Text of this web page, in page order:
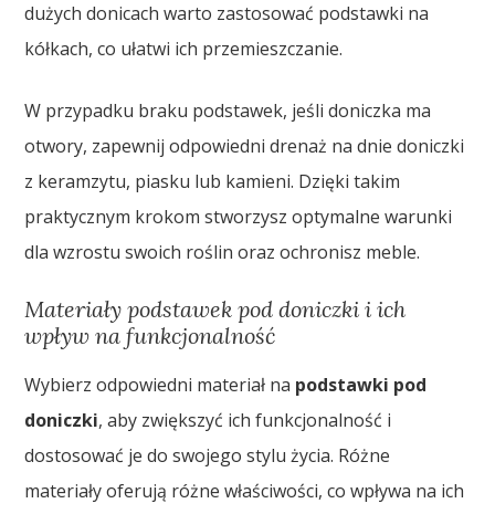
dużych donicach warto zastosować podstawki na
kółkach, co ułatwi ich przemieszczanie.
W przypadku braku podstawek, jeśli doniczka ma
otwory, zapewnij odpowiedni drenaż na dnie doniczki
z keramzytu, piasku lub kamieni. Dzięki takim
praktycznym krokom stworzysz optymalne warunki
dla wzrostu swoich roślin oraz ochronisz meble.
Materiały podstawek pod doniczki i ich
wpływ na funkcjonalność
Wybierz odpowiedni materiał na podstawki pod
doniczki, aby zwiększyć ich funkcjonalność i
dostosować je do swojego stylu życia. Różne
materiały oferują różne właściwości, co wpływa na ich